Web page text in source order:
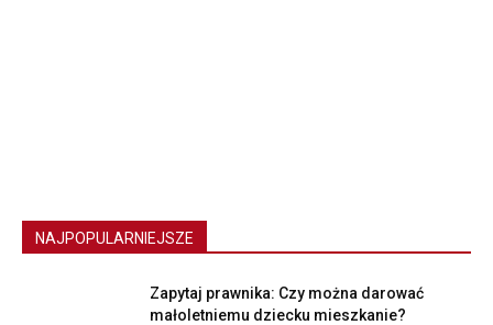
NAJPOPULARNIEJSZE
Zapytaj prawnika: Czy można darować
małoletniemu dziecku mieszkanie?